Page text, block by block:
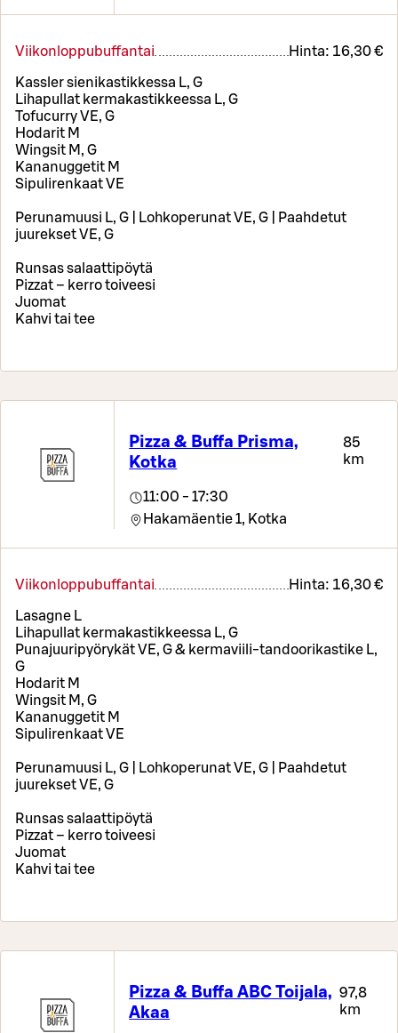
Viikonloppubuffantai Hinta: 16,30 €
Kassler sienikastikkessa L, G
Lihapullat kermakastikkeessa L, G
Tofucurry VE, G
Hodarit M
Wingsit M, G
Kananuggetit M
Sipulirenkaat VE
Perunamuusi L, G | Lohkoperunat VE, G | Paahdetut
juurekset VE, G
Runsas salaattipöytä
Pizzat – kerro toiveesi
Juomat
Kahvi tai tee
Pizza & Buffa Prisma,
Kotka
85
km
11:00 - 17:30
Hakamäentie 1, Kotka
Viikonloppubuffantai Hinta: 16,30 €
Lasagne L
Lihapullat kermakastikkeessa L, G
Punajuuripyörykät VE, G & kermaviili-tandoorikastike L,
G
Hodarit M
Wingsit M, G
Kananuggetit M
Sipulirenkaat VE
Perunamuusi L, G | Lohkoperunat VE, G | Paahdetut
juurekset VE, G
Runsas salaattipöytä
Pizzat – kerro toiveesi
Juomat
Kahvi tai tee
Pizza & Buffa ABC Toijala,
Akaa
97,8
km